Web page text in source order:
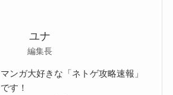
ユナ
編集長
ンガ大好きな「ネトゲ攻略速報」
す！